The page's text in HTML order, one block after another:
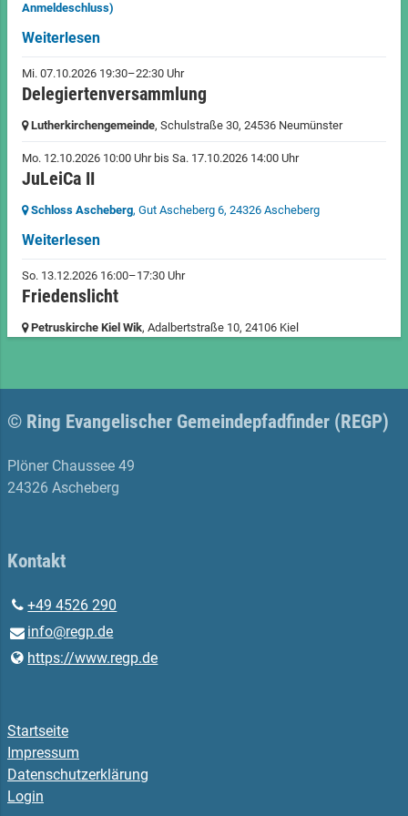
Anmeldeschluss)
Weiterlesen
Mi. 07.10.2026 19:30–22:30 Uhr
Delegiertenversammlung
Lutherkirchengemeinde, Schulstraße 30, 24536 Neumünster
Mo. 12.10.2026 10:00 Uhr bis Sa. 17.10.2026 14:00 Uhr
JuLeiCa II
Schloss Ascheberg, Gut Ascheberg 6, 24326 Ascheberg
Weiterlesen
So. 13.12.2026 16:00–17:30 Uhr
Friedenslicht
Petruskirche Kiel Wik, Adalbertstraße 10, 24106 Kiel
© Ring Evangelischer Gemeindepfadfinder (REGP)
Plöner Chaussee 49
24326 Ascheberg
Kontakt
+49 4526 290
info@​regp.​de
https://www.​regp.​de
Startseite
Impressum
Datenschutzerklärung
Login